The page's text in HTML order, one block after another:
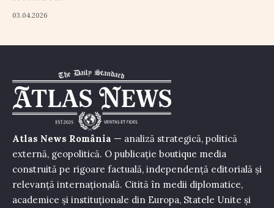
03.04.2026
Atlas News România — analiză strategică, politică
externă, geopolitică. O publicație boutique media
construită pe rigoare factuală, independență editorială și
relevanță internațională. Citită în medii diplomatice,
academice și instituționale din Europa, Statele Unite și